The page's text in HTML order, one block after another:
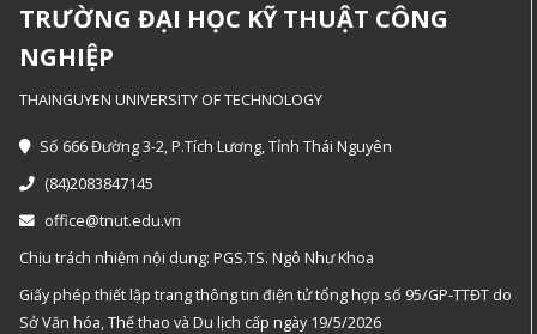
TRƯỜNG ĐẠI HỌC KỸ THUẬT CÔNG
NGHIỆP
THAINGUYEN UNIVERSITY OF TECHNOLOGY
Số 666 Đường 3-2, P.Tích Lương, Tỉnh Thái Nguyên
(84)2083847145
office@tnut.edu.vn
Chịu trách nhiệm nội dung: PGS.TS. Ngô Như Khoa
Giấy phép thiết lập trang thông tin điện tử tổng hợp số 95/GP-TTĐT do
Sở Văn hóa, Thế thao và Du lịch cấp ngày 19/5/2026